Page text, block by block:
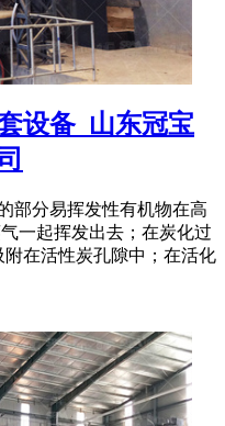
设备_山东冠宝
部分易挥发性有机物在高
一起挥发出去；在炭化过
在活性炭孔隙中；在活化